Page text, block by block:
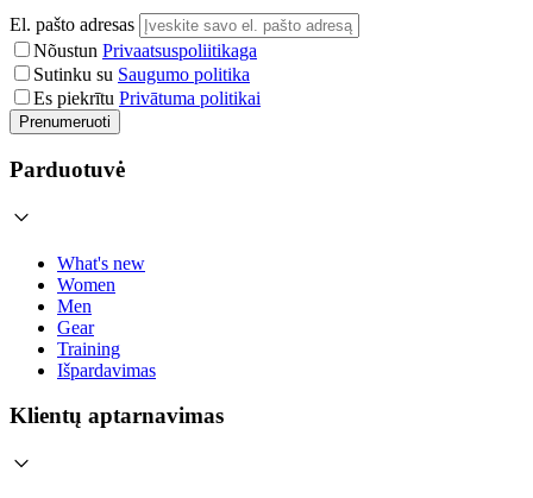
El. pašto adresas
Nõustun Privaatsuspoliitikaga
Sutinku su Saugumo politika
Es piekrītu Privātuma politikai
Prenumeruoti
Parduotuvė
What's new
Women
Men
Gear
Training
Išpardavimas
Klientų aptarnavimas